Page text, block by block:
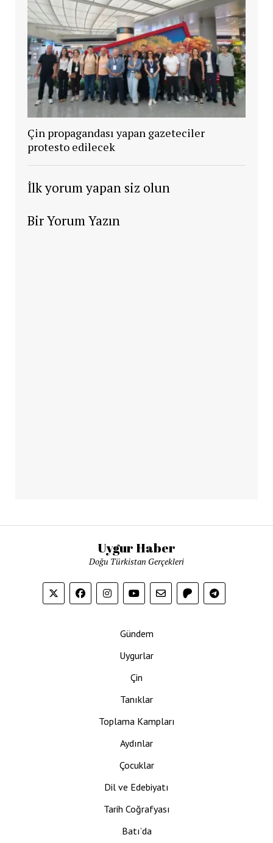
Çin propagandası yapan gazeteciler
protesto edilecek
İlk yorum yapan siz olun
Bir Yorum Yazın
Uygur Haber
Doğu Türkistan Gerçekleri
Gündem
Uygurlar
Çin
Tanıklar
Toplama Kampları
Aydınlar
Çocuklar
Dil ve Edebiyatı
Tarih Coğrafyası
Batı’da